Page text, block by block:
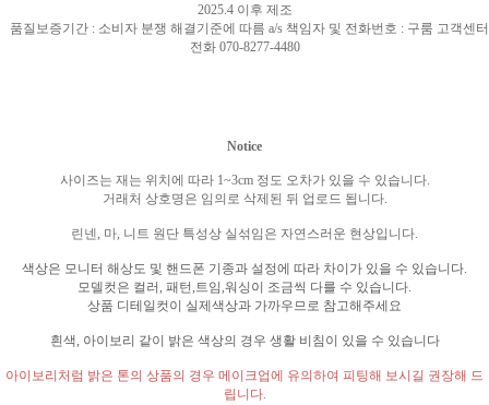
2025.4 이후 제조
품질보증기간 : 소비자 분쟁 해결기준에 따름 a/s 책임자 및 전화번호 : 구룸 고객센터
전화 070-8277-4480
Notice
사이즈는 재는 위치에 따라 1~3cm 정도 오차가 있을 수 있습니다.
거래처 상호명은 임의로 삭제된 뒤 업로드 됩니다.
린넨, 마, 니트 원단 특성상 실섞임은 자연스러운 현상입니다.
색상은 모니터 해상도 및 핸드폰 기종과 설정에 따라 차이가 있을 수 있습니다.
모델컷은 컬러, 패턴,트임,워싱이 조금씩 다를 수 있습니다.
상품 디테일컷이 실제색상과 가까우므로 참고해주세요
흰색, 아이보리 같이 밝은 색상의 경우 생활 비침이 있을 수 있습니다
아이보리처럼 밝은 톤의 상품의 경우 메이크업에 유의하여 피팅해 보시길 권장해 드
립니다.